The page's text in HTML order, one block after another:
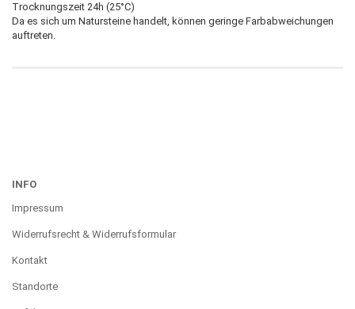
Trocknungszeit 24h (25°C)
Da es sich um Natursteine handelt, können geringe Farbabweichungen
auftreten.
INFO
Impressum
Widerrufsrecht & Widerrufsformular
Kontakt
Standorte